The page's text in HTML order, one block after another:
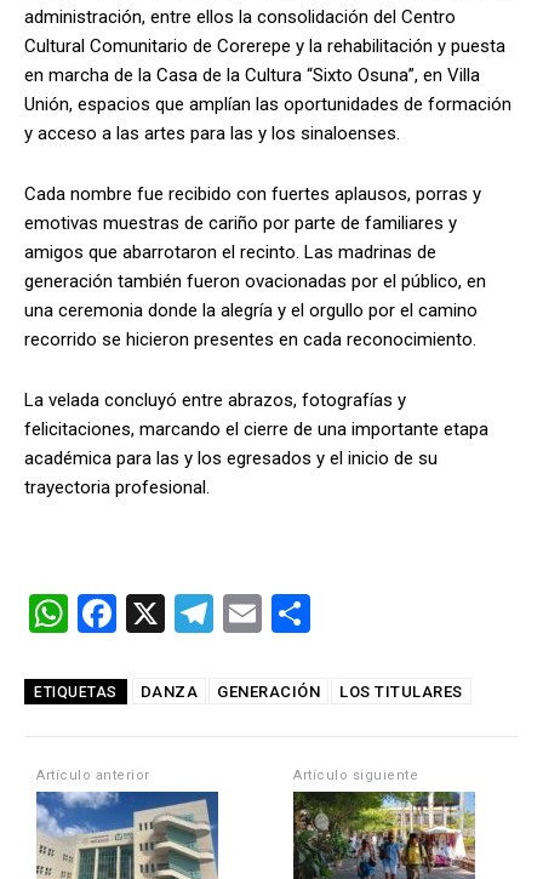
administración, entre ellos la consolidación del Centro
Cultural Comunitario de Corerepe y la rehabilitación y puesta
en marcha de la Casa de la Cultura “Sixto Osuna”, en Villa
Unión, espacios que amplían las oportunidades de formación
y acceso a las artes para las y los sinaloenses.
Cada nombre fue recibido con fuertes aplausos, porras y
emotivas muestras de cariño por parte de familiares y
amigos que abarrotaron el recinto. Las madrinas de
generación también fueron ovacionadas por el público, en
una ceremonia donde la alegría y el orgullo por el camino
recorrido se hicieron presentes en cada reconocimiento.
La velada concluyó entre abrazos, fotografías y
felicitaciones, marcando el cierre de una importante etapa
académica para las y los egresados y el inicio de su
trayectoria profesional.
W
at
A
p
p
F
ce
o
o
k
X
T
e
m
E
ail m
ar
tir
ETIQUETAS DANZA GENERACIÓN LOS TITULARES
Artículo anterior Artículo siguiente